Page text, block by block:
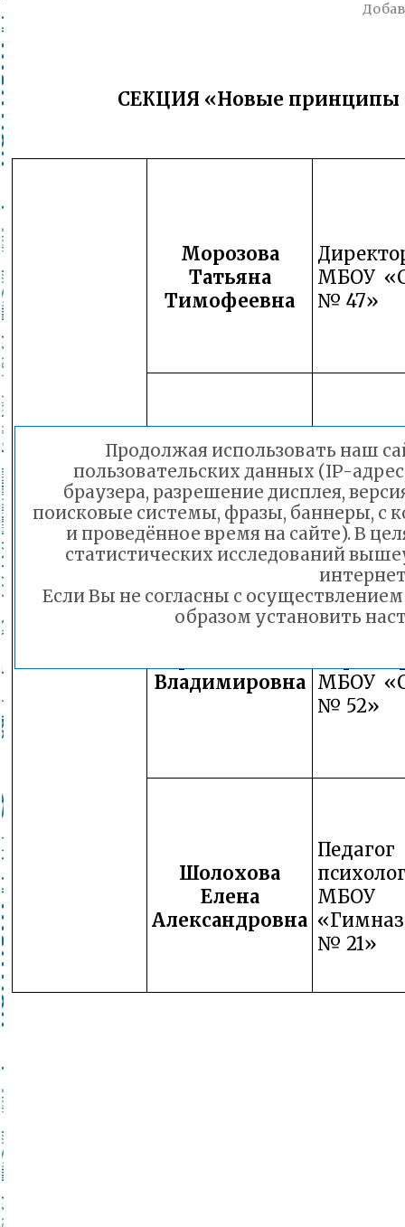
СЕКЦИЯ «Новые принципы
Докладчики
Морозова
Татьяна
Тимофеевна
МБОУ
№ 47»
Чупрова Ирина
Юрьевна
МБОУ
№ 24»
Владимировна МБОУ
№ 52»
Шолохова
Елена
Александровна
МБОУ
№ 21»
Продолжая использовать наш
пользовательских данных (IP-
браузера, разрешение дисплея,
поисковые системы, фразы, баннеры, с
и проведённое время на сайте). В
статистических исследований
Если Вы не согласны с
образом установить